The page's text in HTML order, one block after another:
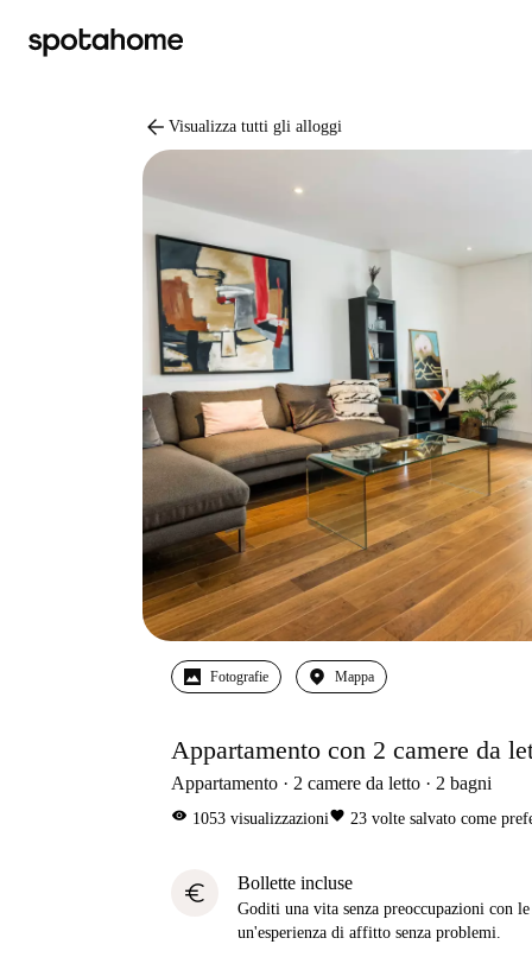
arrow_back Visualizza tutti gli alloggi
Fotografie Mappa
Appartamento con 2 camere da
Appartamento 2 camere da letto 2 bagni
visibility 1053 visualizzazionifavorite 23 volte salvato come
euro Bollette incluse
Goditi una vita senza preoccupazioni con
un'esperienza di affitto senza problemi.